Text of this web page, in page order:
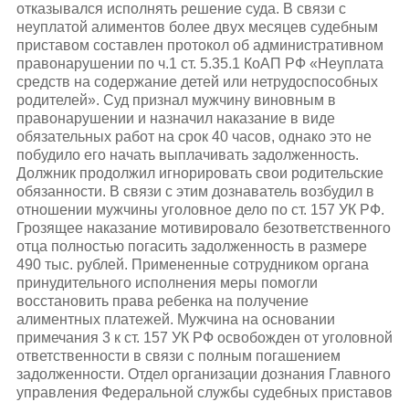
отказывался исполнять решение суда. В связи с
неуплатой алиментов более двух месяцев судебным
приставом составлен протокол об административном
правонарушении по ч.1 ст. 5.35.1 КоАП РФ «Неуплата
средств на содержание детей или нетрудоспособных
родителей». Суд признал мужчину виновным в
правонарушении и назначил наказание в виде
обязательных работ на срок 40 часов, однако это не
побудило его начать выплачивать задолженность.
Должник продолжил игнорировать свои родительские
обязанности. В связи с этим дознаватель возбудил в
отношении мужчины уголовное дело по ст. 157 УК РФ.
Грозящее наказание мотивировало безответственного
отца полностью погасить задолженность в размере
490 тыс. рублей. Примененные сотрудником органа
принудительного исполнения меры помогли
восстановить права ребенка на получение
алиментных платежей. Мужчина на основании
примечания 3 к ст. 157 УК РФ освобожден от уголовной
ответственности в связи с полным погашением
задолженности. Отдел организации дознания Главного
управления Федеральной службы судебных приставов